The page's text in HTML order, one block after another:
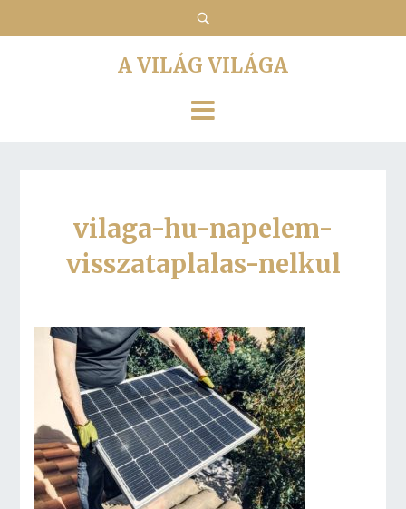
A VILÁG VILÁGA
vilaga-hu-napelem-
visszataplalas-nelkul